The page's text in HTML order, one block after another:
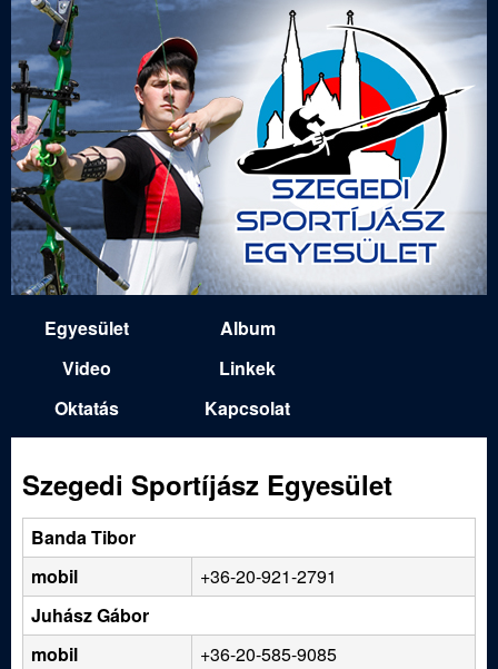
Ugrás
a
tartalomra
e
g
e
d
i
n
m
Egyesület
Album
Video
Linkek
Oktatás
Kapcsolat
Szegedi Sportíjász Egyesület
Banda Tibor
mobil
+36-20-921-2791
Juhász Gábor
mobil
+36-20-585-9085